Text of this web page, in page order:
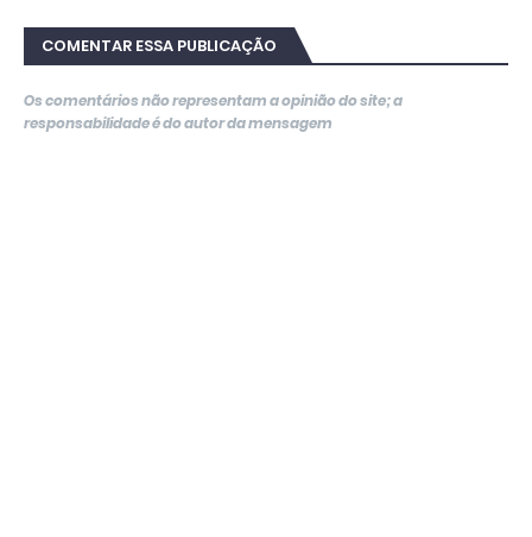
COMENTAR ESSA PUBLICAÇÃO
Os comentários não representam a opinião do site; a
responsabilidade é do autor da mensagem